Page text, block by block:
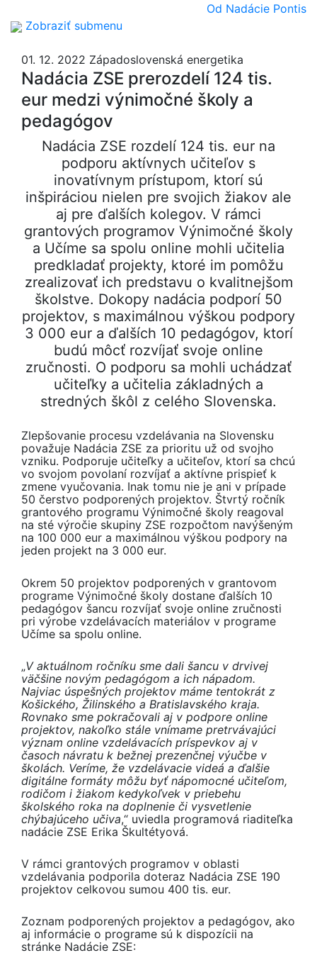
Od Nadácie Pontis
Zobraziť submenu
01. 12. 2022 Západoslovenská energetika
Nadácia ZSE prerozdelí 124 tis.
eur medzi výnimočné školy a
pedagógov
Nadácia ZSE rozdelí 124 tis. eur na
podporu aktívnych učiteľov s
inovatívnym prístupom, ktorí sú
inšpiráciou nielen pre svojich žiakov ale
aj pre ďalších kolegov. V rámci
grantových programov Výnimočné školy
a Učíme sa spolu online mohli učitelia
predkladať projekty, ktoré im pomôžu
zrealizovať ich predstavu o kvalitnejšom
školstve. Dokopy nadácia podporí 50
projektov, s maximálnou výškou podpory
3 000 eur a ďalších 10 pedagógov, ktorí
budú môcť rozvíjať svoje online
zručnosti. O podporu sa mohli uchádzať
učiteľky a učitelia základných a
stredných škôl z celého Slovenska.
Zlepšovanie procesu vzdelávania na Slovensku
považuje Nadácia ZSE za prioritu už od svojho
vzniku. Podporuje učiteľky a učiteľov, ktorí sa chcú
vo svojom povolaní rozvíjať a aktívne prispieť k
zmene vyučovania. Inak tomu nie je ani v prípade
50 čerstvo podporených projektov. Štvrtý ročník
grantového programu Výnimočné školy reagoval
na sté výročie skupiny ZSE rozpočtom navýšeným
na 100 000 eur a maximálnou výškou podpory na
jeden projekt na 3 000 eur.
Okrem 50 projektov podporených v grantovom
programe Výnimočné školy dostane ďalších 10
pedagógov šancu rozvíjať svoje online zručnosti
pri výrobe vzdelávacích materiálov v programe
Učíme sa spolu online.
„V aktuálnom ročníku sme dali šancu v drvivej
väčšine novým pedagógom a ich nápadom.
Najviac úspešných projektov máme tentokrát z
Košického, Žilinského a Bratislavského kraja.
Rovnako sme pokračovali aj v podpore online
projektov, nakoľko stále vnímame pretrvávajúci
význam online vzdelávacích príspevkov aj v
časoch návratu k bežnej prezenčnej výučbe v
školách. Veríme, že vzdelávacie videá a ďalšie
digitálne formáty môžu byť nápomocné učiteľom,
rodičom i žiakom kedykoľvek v priebehu
školského roka na doplnenie či vysvetlenie
chýbajúceho učiva,“ uviedla programová riaditeľka
nadácie ZSE Erika Škultétyová.
V rámci grantových programov v oblasti
vzdelávania podporila doteraz Nadácia ZSE 190
projektov celkovou sumou 400 tis. eur.
Zoznam podporených projektov a pedagógov, ako
aj informácie o programe sú k dispozícii na
stránke Nadácie ZSE: